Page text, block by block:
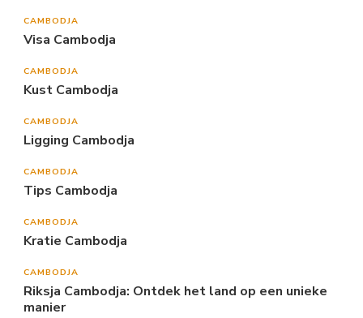
CAMBODJA
Visa Cambodja
CAMBODJA
Kust Cambodja
CAMBODJA
Ligging Cambodja
CAMBODJA
Tips Cambodja
CAMBODJA
Kratie Cambodja
CAMBODJA
Riksja Cambodja: Ontdek het land op een unieke
manier